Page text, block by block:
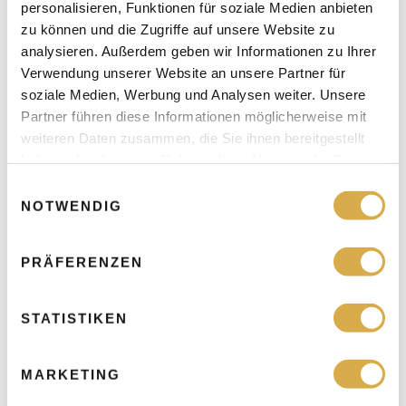
personalisieren, Funktionen für soziale Medien anbieten
zu können und die Zugriffe auf unsere Website zu
analysieren. Außerdem geben wir Informationen zu Ihrer
Verwendung unserer Website an unsere Partner für
soziale Medien, Werbung und Analysen weiter. Unsere
Partner führen diese Informationen möglicherweise mit
weiteren Daten zusammen, die Sie ihnen bereitgestellt
NOTWENDIG
PRÄFERENZEN
STATISTIKEN
MARKETING
Stirnfalten
Die frontale Botulinumtoxin-
Intervention ermöglicht eine
präzise neuromodulatorische
Harmonisierung der
Musculus frontalis und …
by Jessica Madeo 10/02/2025
Die glabellare Botulinumtoxin-